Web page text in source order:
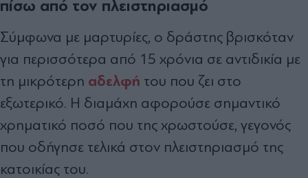
πίσω από τον πλειστηριασμό
Σύμφωνα με μαρτυρίες, ο δράστης βρισκόταν
για περισσότερα από 15 χρόνια σε αντιδικία με
τη μικρότερη αδελφή του που ζει στο
εξωτερικό. Η διαμάχη αφορούσε σημαντικό
χρηματικό ποσό που της χρωστούσε, γεγονός
που οδήγησε τελικά στον πλειστηριασμό της
κατοικίας του.